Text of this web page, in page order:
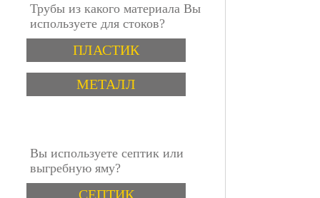
Трубы из какого материала Вы
используете для стоков?
ВариантыПЛАСТИК
МЕТАЛЛ
Вы используете септик или
выгребную яму?
ВариантыСЕПТИК